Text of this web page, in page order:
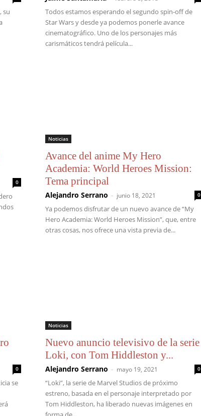
su
Todos estamos esperando el segundo spin-off de
Star Wars y desde ya podemos ponerle avance
cinematográfico. Uno de los personajes más
carismáticos tendrá película...
0
Noticias
Avance del anime My Hero
Academia: World Heroes Mission:
Tema principal
Alejandro Serrano - junio 18, 2021 0
Ya podemos disfrutar de un nuevo avance de “My
Hero Academia: World Heroes Mission”, que, entre
otras cosas, nos ofrece una vista previa de...
0
se
Noticias
Nuevo anuncio televisivo de la serie
Loki, con Tom Hiddleston y...
Alejandro Serrano - mayo 19, 2021 0
“Loki”, la serie de Marvel Studios de próximo
estreno, basada en el personaje interpretado por
Tom Hiddleston, ha liberado nuevas imágenes en